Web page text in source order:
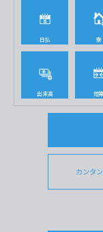
日払 寮
出来高 短
カンタ